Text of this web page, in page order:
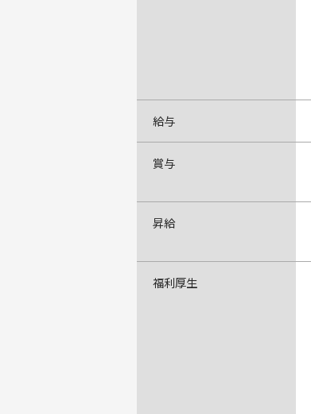
給与
賞与
昇給
福利厚生